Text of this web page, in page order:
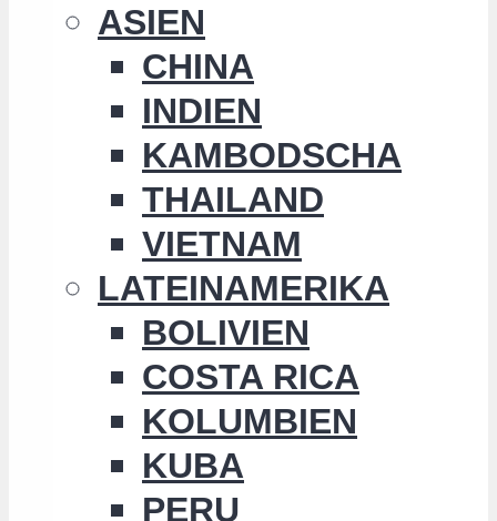
ASIEN
CHINA
INDIEN
KAMBODSCHA
THAILAND
VIETNAM
LATEINAMERIKA
BOLIVIEN
COSTA RICA
KOLUMBIEN
KUBA
PERU